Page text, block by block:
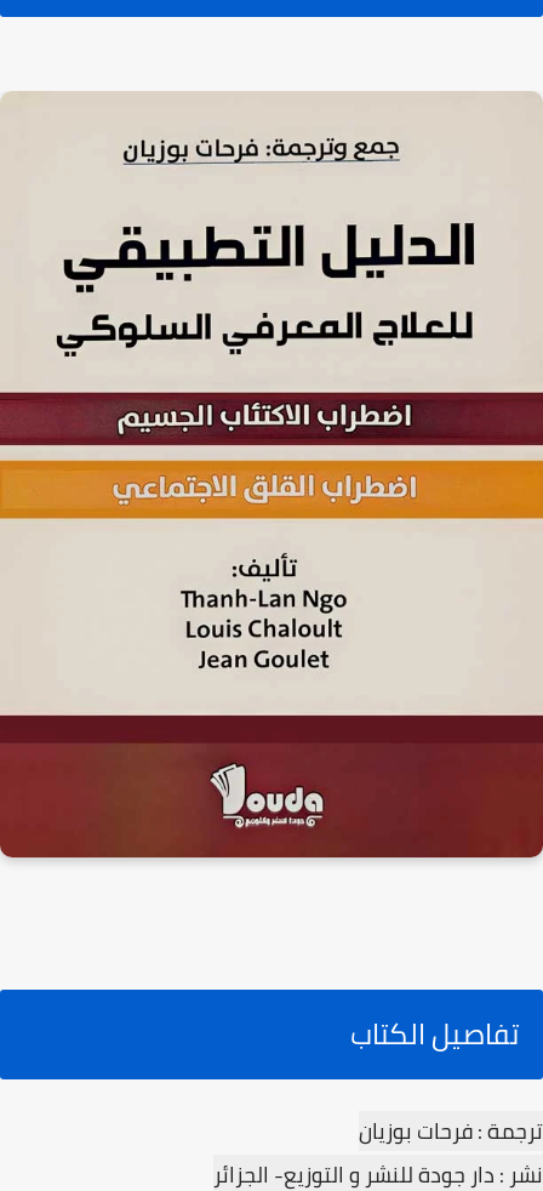
تفاصيل الكتاب
ترجمة : فرحات بوزيان
نشر : دار جودة للنشر و التوزيع- الجزائر